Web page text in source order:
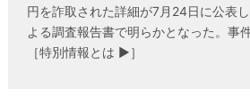
円を詐取された詳細が7月24日に公表
よる調査報告書で明らかとなった。事
［特別情報とは ▶］